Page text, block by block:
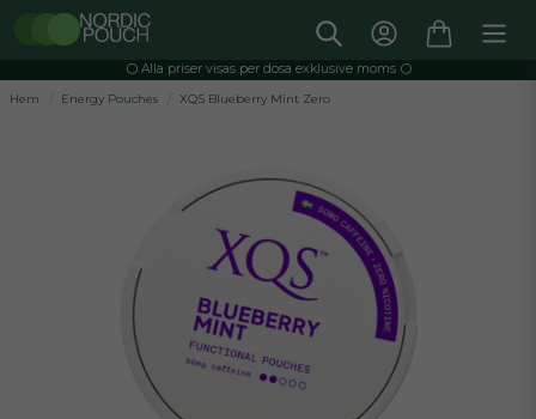
⚪️ Alla priser visas per dosa exklusive moms ⚪️
Hem
Energy Pouches XQS Blueberry Mint Zero